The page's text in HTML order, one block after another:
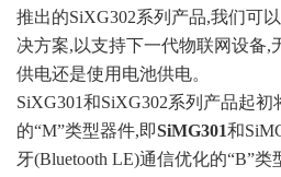
推出的SiXG302系列产品,我们可
决方案,以支持下一代物联网设备,
供电还是使用电池供电。
SiXG301和SiXG302系列产品起
的“M”类型器件,即SiMG301和
牙(Bluetooth LE)通信优化的“B”类